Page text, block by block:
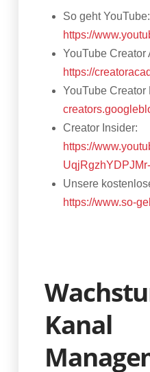
So geht YouTube:
https://
YouTube Creator
https://
YouTube Creator
Creator Insider:
https://
Unsere
https://www.so-
Kanal